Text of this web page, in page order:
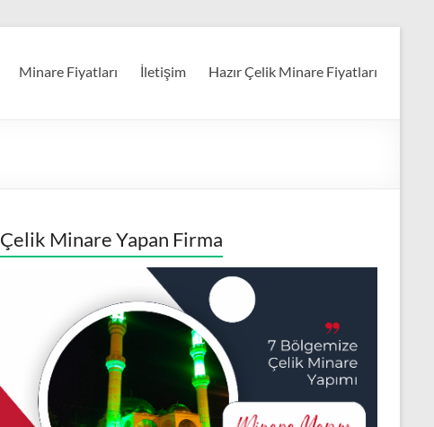
Minare Fiyatları İletişim Hazır Çelik Minare Fiyatları
Çelik Minare Yapan Firma